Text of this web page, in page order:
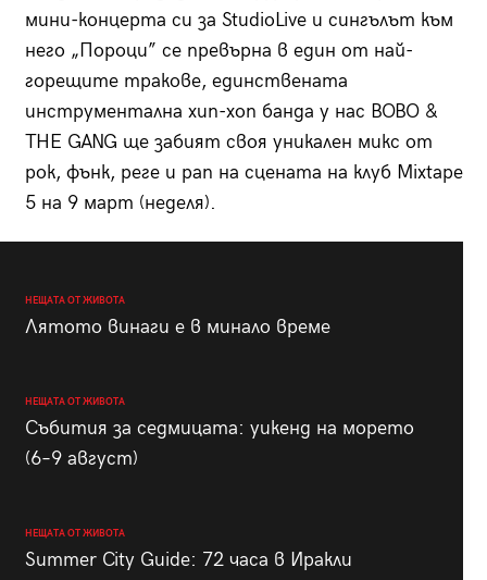
мини-концерта си за StudioLive и сингълът към
него „Пороци” се превърна в един от най-
горещите тракове, единствената
инструментална хип-хоп банда у нас BOBO &
THE GANG ще забият своя уникален микс от
рок, фънк, реге и рап на сцената на клуб Mixtape
5 на 9 март (неделя).
НЕЩАТА ОТ ЖИВОТА
Лятото винаги е в минало време
НЕЩАТА ОТ ЖИВОТА
Събития за седмицата: уикенд на морето
(6–9 август)
НЕЩАТА ОТ ЖИВОТА
Summer City Guide: 72 часа в Иракли